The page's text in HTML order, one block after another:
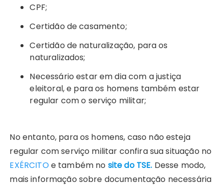
CPF;
Certidão de casamento;
Certidão de naturalização, para os
naturalizados;
Necessário estar em dia com a justiça
eleitoral, e para os homens também estar
regular com o serviço militar;
No entanto, para os homens, caso não esteja
regular com serviço militar confira sua situação no
EXÉRCITOe também no site do TSE. Desse modo,
mais informação sobre documentação necessária